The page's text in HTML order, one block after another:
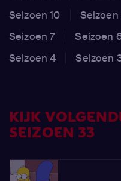
Seizoen 10
Seizoen
Seizoen 7
Seizoen
Seizoen 4
Seizoen
KIJK
SEIZOEN 33